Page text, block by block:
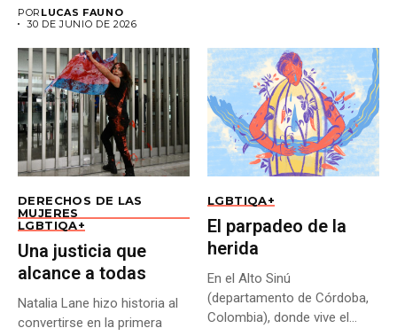
POR LUCAS FAUNO
30 DE JUNIO DE 2026
DERECHOS DE LAS
MUJERES
LGBTIQA+
Una justicia que
alcance a todas
Natalia Lane hizo historia al
convertirse en la primera
LGBTIQA+
El parpadeo de la
herida
En el Alto Sinú
(departamento de Córdoba,
Colombia), donde vive el